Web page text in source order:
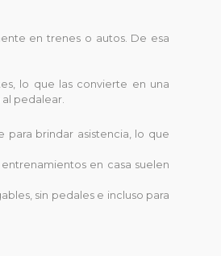
en trenes o autos. De esa
lo que las convierte en una
pedalear.
brindar asistencia, lo que
en casa suelen
sin pedales e incluso para